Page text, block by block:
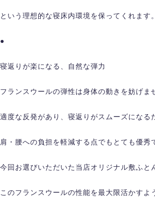
という理想的な寝床内環境を保ってくれます。
●
寝返りが楽になる、自然な弾力
フランスウールの弾性は身体の動きを妨げま
適度な反発があり、寝返りがスムーズになる
肩・腰への負担を軽減する点でもとても優秀
今回お選びいただいた当店オリジナル敷ふと
このフランスウールの性能を最大限活かすよ